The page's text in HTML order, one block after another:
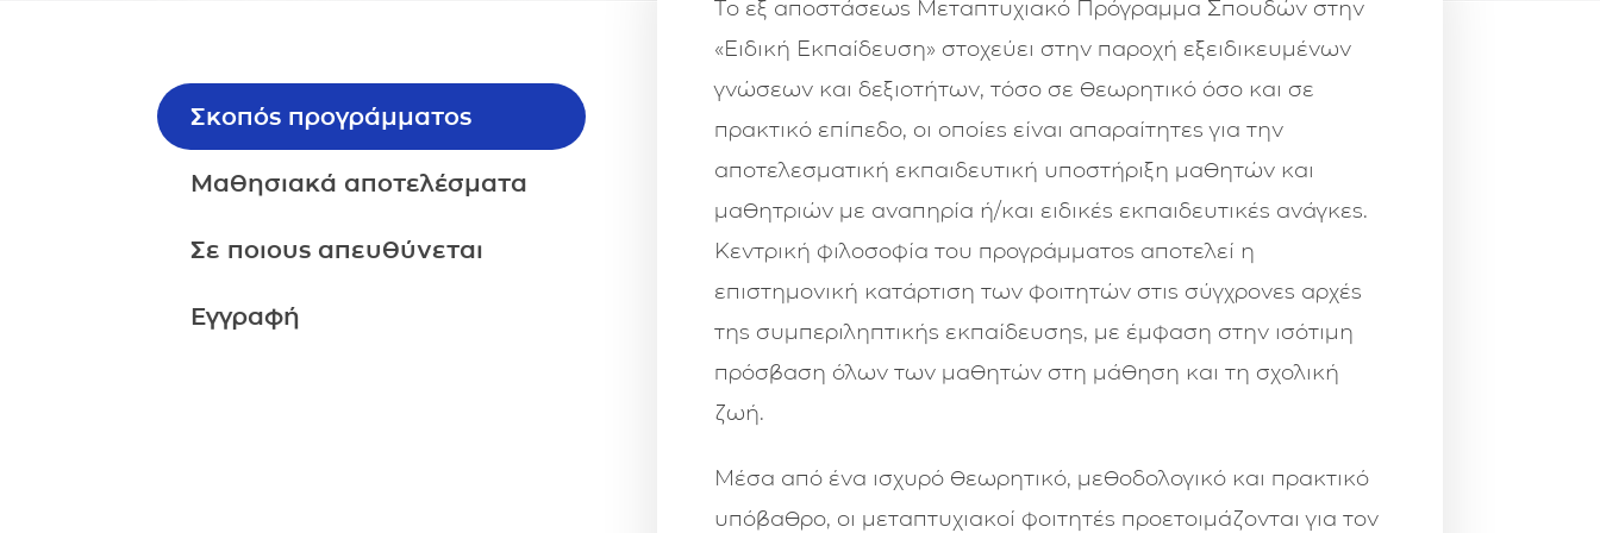
Διαπολιτισμική και Ενιαία Εκπαίδευση 10
5 DLSPEN510 Μουσική στην Ειδική Εκπαίδευση
6 DLSPEN511 Η Τέχνη ως θεραπευτικό μέσο στην Ειδική Εκπαίδευση
Παιδί με ειδικές ανάγκες, ενήλικας με ειδικές ανάγκες. Από το σχολείο στην κοινωνία 10
Σκοπός προγράμματος
Μαθησιακά αποτελέσματα
Σε ποιους απευθύνεται
Εγγραφή
Το εξ αποστάσεως Μεταπτυχιακό Πρόγραμμα Σπουδών στην
«Ειδική Εκπαίδευση» στοχεύει στην παροχή εξειδικευμένων
γνώσεων και δεξιοτήτων, τόσο σε θεωρητικό όσο και σε
πρακτικό επίπεδο, οι οποίες είναι απαραίτητες για την
αποτελεσματική εκπαιδευτική υποστήριξη μαθητών και
μαθητριών με αναπηρία ή/και ειδικές εκπαιδευτικές ανάγκες.
Κεντρική φιλοσοφία του προγράμματος αποτελεί η
επιστημονική κατάρτιση των φοιτητών στις σύγχρονες αρχές
της συμπεριληπτικής εκπαίδευσης, με έμφαση στην ισότιμη
πρόσβαση όλων των μαθητών στη μάθηση και τη σχολική
ζωή.
Μέσα από ένα ισχυρό θεωρητικό, μεθοδολογικό και πρακτικό
υπόβαθρο, οι μεταπτυχιακοί φοιτητές προετοιμάζονται για τον